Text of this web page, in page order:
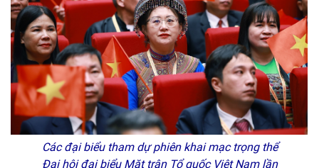
Các đại biểu tham dự phiên khai mạc trọng thể
Đại hội đại biểu Mặt trận Tổ quốc Việt Nam lần